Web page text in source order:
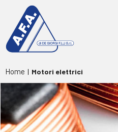
Home | Motori elettrici